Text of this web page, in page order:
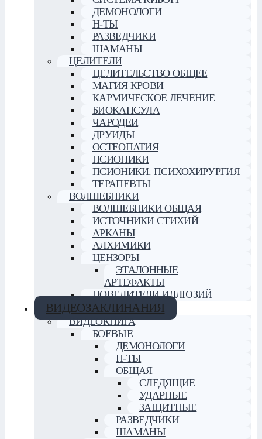
ДЕМОНОЛОГИ
Н-ТЫ
РАЗВЕДЧИКИ
ШАМАНЫ
ЦЕЛИТЕЛИ
ЦЕЛИТЕЛЬСТВО ОБЩЕЕ
МАГИЯ КРОВИ
КАРМИЧЕСКОЕ ЛЕЧЕНИЕ
БИОКАПСУЛА
ЧАРОДЕИ
ДРУИДЫ
ОСТЕОПАТИЯ
ПСИОНИКИ
ПСИОНИКИ. ПСИХОХИРУРГИЯ
ТЕРАПЕВТЫ
ВОЛШЕБНИКИ
ВОЛШЕБНИКИ ОБЩАЯ
ИСТОЧНИКИ СТИХИЙ
АРКАНЫ
АЛХИМИКИ
ЦЕНЗОРЫ
ЭТАЛОННЫЕ
АРТЕФАКТЫ
ПОВЕЛИТЕЛИ ИЛЛЮЗИЙ
ВИДЕОЗАКЛИНАНИЯ
ВИДЕОКНИГА
БОЕВЫЕ
ДЕМОНОЛОГИ
Н-ТЫ
ОБЩАЯ
СЛЕДЯЩИЕ
УДАРНЫЕ
ЗАЩИТНЫЕ
РАЗВЕДЧИКИ
ШАМАНЫ